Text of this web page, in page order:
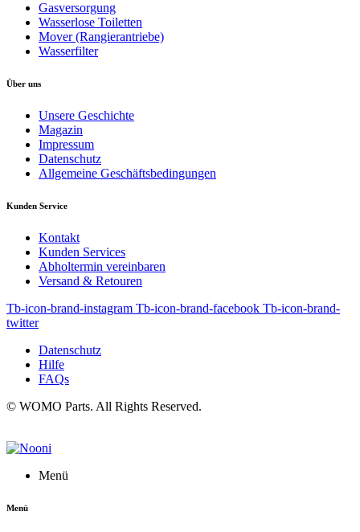
Gasversorgung
Wasserlose Toiletten
Mover (Rangierantriebe)
Wasserfilter
Über uns
Unsere Geschichte
Magazin
Impressum
Datenschutz
Allgemeine Geschäftsbedingungen
Kunden Service
Kontakt
Kunden Services
Abholtermin vereinbaren
Versand & Retouren
Tb-icon-brand-instagram Tb-icon-brand-facebook Tb-icon-brand-
twitter
Datenschutz
Hilfe
FAQs
© WOMO Parts. All Rights Reserved.
Menü
Menü